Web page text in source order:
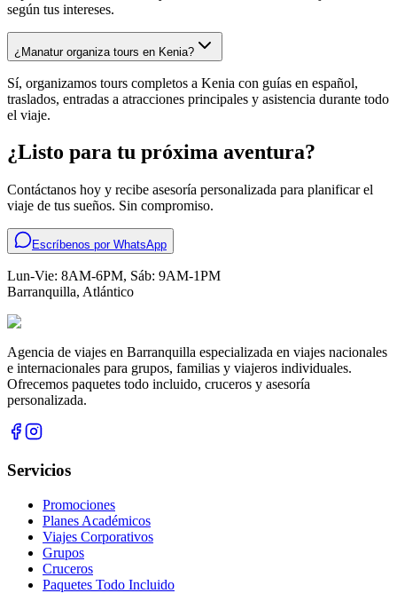
según tus intereses.
¿Manatur organiza tours en Kenia?
Sí, organizamos tours completos a Kenia con guías en español,
traslados, entradas a atracciones principales y asistencia durante todo
el viaje.
¿Listo para tu próxima aventura?
Contáctanos hoy y recibe asesoría personalizada para planificar el
viaje de tus sueños. Sin compromiso.
Escríbenos por WhatsApp
Lun-Vie: 8AM-6PM, Sáb: 9AM-1PM
Barranquilla, Atlántico
Agencia de viajes en Barranquilla especializada en viajes nacionales
e internacionales para grupos, familias y viajeros individuales.
Ofrecemos paquetes todo incluido, cruceros y asesoría
personalizada.
Servicios
Promociones
Planes Académicos
Viajes Corporativos
Grupos
Cruceros
Paquetes Todo Incluido